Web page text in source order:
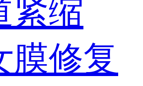
紧缩
膜修复